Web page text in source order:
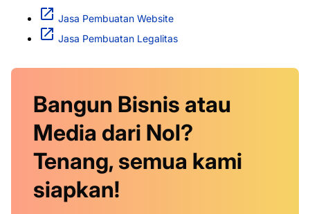
Jasa Pembuatan Website
Jasa Pembuatan Legalitas
Bangun Bisnis atau
Media dari Nol?
Tenang, semua kami
siapkan!